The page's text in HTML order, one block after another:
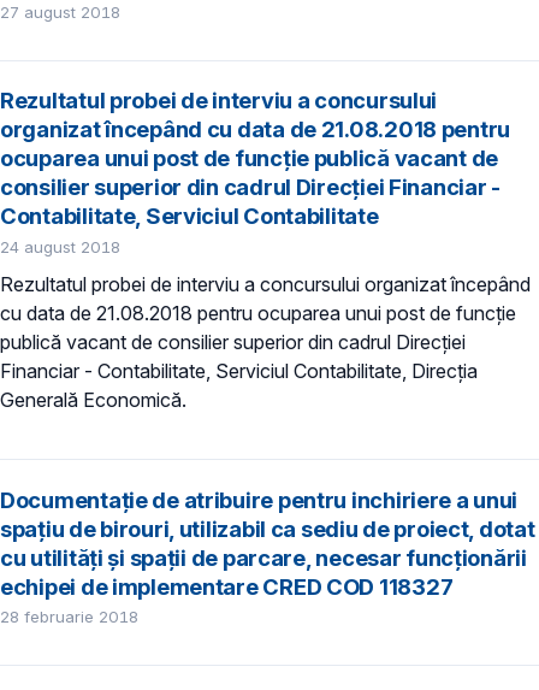
27 august 2018
Rezultatul probei de interviu a concursului
organizat începând cu data de 21.08.2018 pentru
ocuparea unui post de funcție publică vacant de
consilier superior din cadrul Direcției Financiar -
Contabilitate, Serviciul Contabilitate
24 august 2018
Rezultatul probei de interviu a concursului organizat începând
cu data de 21.08.2018 pentru ocuparea unui post de funcție
publică vacant de consilier superior din cadrul Direcției
Financiar - Contabilitate, Serviciul Contabilitate, Direcția
Generală Economică.
Documentație de atribuire pentru inchiriere a unui
spațiu de birouri, utilizabil ca sediu de proiect, dotat
cu utilități și spații de parcare, necesar funcționării
echipei de implementare CRED COD 118327
28 februarie 2018